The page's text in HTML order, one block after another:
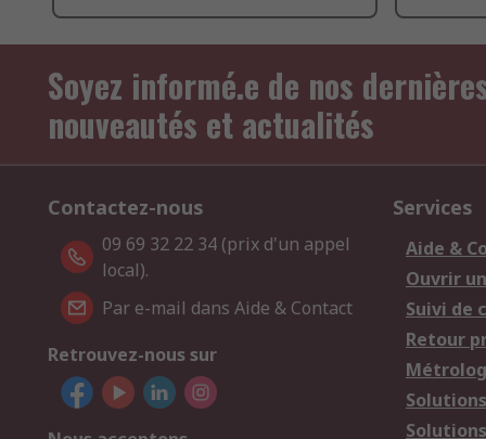
Soyez informé.e de nos
nouveautés et actualités
Contactez-nous
09 69 32 22 34 (prix d'un appel
local).
Par e-mail dans Aide & Contact
Retrouvez-nous sur
Services
Aide &
Ouvrir
Suivi de
Retour